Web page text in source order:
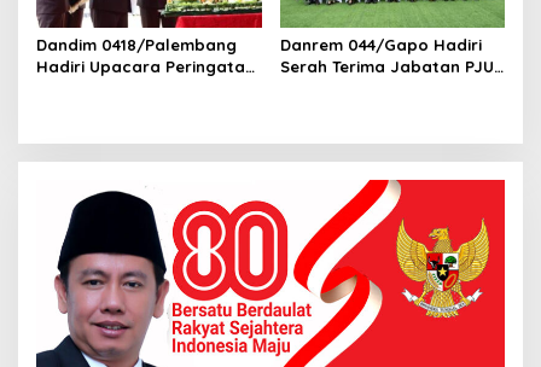
Dandim 0418/Palembang
Hadiri Upacara Peringatan
Danrem 044/Gapo Hadiri
Serah Terima Jabatan PJU